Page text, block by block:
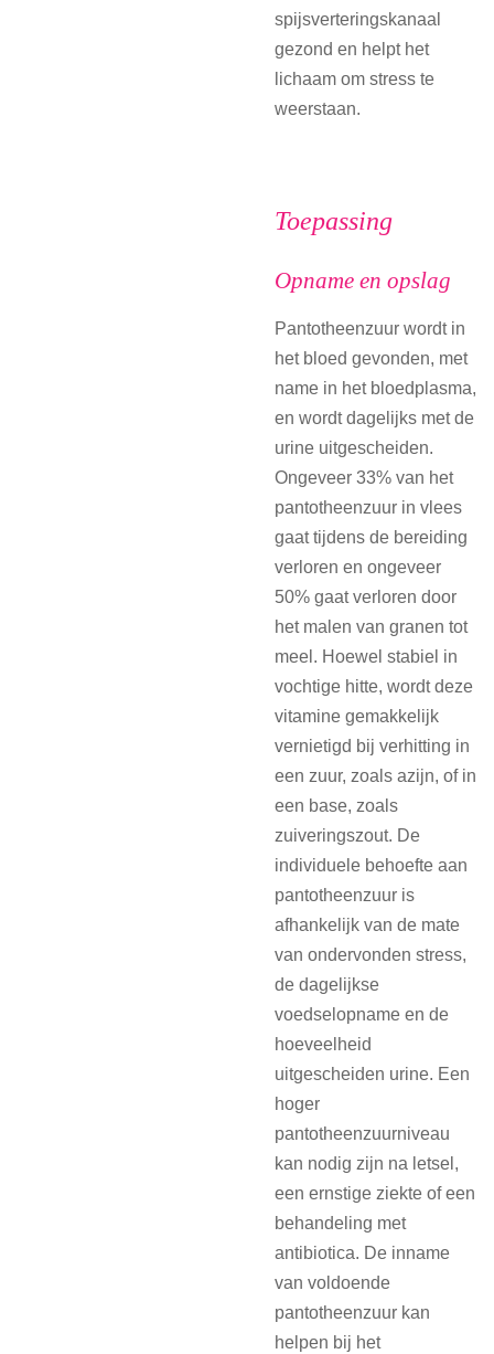
spijsverteringskanaal
gezond en helpt het
lichaam om stress te
weerstaan.
Toepassing
Opname en opslag
Pantotheenzuur wordt in
het bloed gevonden, met
name in het bloedplasma,
en wordt dagelijks met de
urine uitgescheiden.
Ongeveer 33% van het
pantotheenzuur in vlees
gaat tijdens de bereiding
verloren en ongeveer
50% gaat verloren door
het malen van granen tot
meel. Hoewel stabiel in
vochtige hitte, wordt deze
vitamine gemakkelijk
vernietigd bij verhitting in
een zuur, zoals azijn, of in
een base, zoals
zuiveringszout. De
individuele behoefte aan
pantotheenzuur is
afhankelijk van de mate
van ondervonden stress,
de dagelijkse
voedselopname en de
hoeveelheid
uitgescheiden urine. Een
hoger
pantotheenzuurniveau
kan nodig zijn na letsel,
een ernstige ziekte of een
behandeling met
antibiotica. De inname
van voldoende
pantotheenzuur kan
helpen bij het